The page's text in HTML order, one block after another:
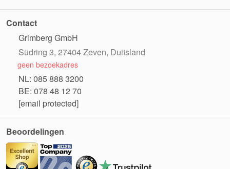
Contact
Grimberg GmbH
Südring 3, 27404 Zeven, Duitsland
geen bezoekadres
NL: 085 888 3200
BE: 078 48 12 70
[email protected]
Beoordelingen